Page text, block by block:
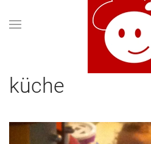
küche